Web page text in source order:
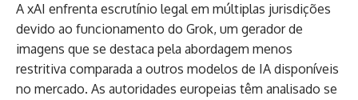
A xAI enfrenta escrutínio legal em múltiplas jurisdições
devido ao funcionamento do Grok, um gerador de
imagens que se destaca pela abordagem menos
restritiva comparada a outros modelos de IA disponíveis
no mercado. As autoridades europeias têm analisado se